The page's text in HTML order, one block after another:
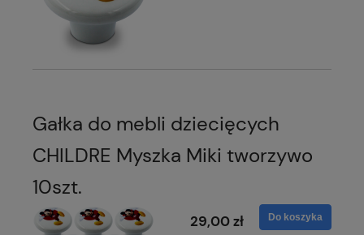
Gałka do mebli dziecięcych
CHILDRE Myszka Miki tworzywo
10szt.
29,00 zł Do koszyka